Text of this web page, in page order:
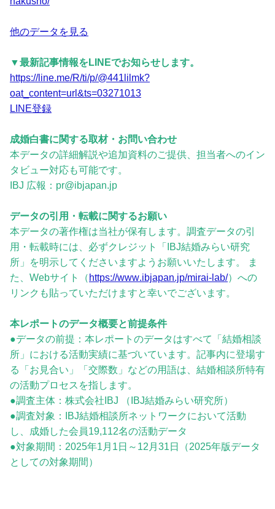
他のデータを見る
▼最新記事情報をLINEでお知らせします。
https://line.me/R/ti/p/@441lilmk?
oat_content=url&ts=03271013
LINE登録
成婚白書に関する取材・お問い合わせ
本データの詳細解説や追加資料のご提供、担当者へのイン
タビュー対応も可能です。
IBJ 広報：pr@ibjapan.jp
データの引用・転載に関するお願い
本データの著作権は当社が保有します。調査データの引
用・転載時には、必ずクレジット「IBJ結婚みらい研究
所」を明示してくださいますようお願いいたします。 ま
た、Webサイト（ https://www.ibjapan.jp/mirai-lab/）への
リンクも貼っていただけますと幸いでございます。
本レポートのデータ概要と前提条件
●データの前提：本レポートのデータはすべて「結婚相談
所」における活動実績に基づいています。記事内に登場す
る「お見合い」「交際数」などの用語は、結婚相談所特有
の活動プロセスを指します。
●調査主体：株式会社IBJ （IBJ結婚みらい研究所）
●調査対象：IBJ結婚相談所ネットワークにおいて活動
し、成婚した会員19,112名の活動データ
●対象期間：2025年1月1日～12月31日（2025年版データ
としての対象期間）